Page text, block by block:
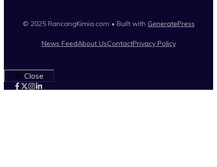
© 2025 RancangKimia.com • Built with GeneratePress
News FeedAbout UsContactPrivacy Policy
Close